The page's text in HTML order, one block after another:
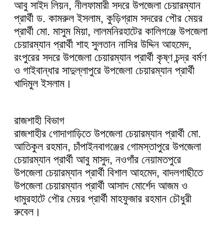
আবু সাইদ লিয়ন, নীলফামারী সদরে উপজেলা চেয়ারম্যান
প্রার্থী ড. কামরুল ইসলাম, কুড়িগ্রাম সদরের পৌর মেয়র
প্রার্থী মো. মাসুম মিয়া, লালমনিরহাটের কালিগঞ্জে উপজেলা
চেয়ারম্যান প্রার্থী শাহ সুলতান নাসির উদ্দিন আহমেদ,
রংপুরের সদরে উপজেলা চেয়ারম্যান প্রার্থী কৃষ্ণ চন্দ্র বর্মণ
ও গাইবান্ধার সাদুল্লাপুরে উপজেলা চেয়ারম্যান প্রার্থী
খাদিমুল ইসলাম।
রাজশাহী বিভাগ
রাজশাহীর গোদাগাড়িতে উপজেলা চেয়ারম্যান প্রার্থী মো.
আতিকুল রহমান, চাঁপাইনবাগঞ্জের গোমস্তাপুরে উপজেলা
চেয়ারম্যান প্রার্থী আবু মাসুদ, নওগাঁর নেয়ামতপুরে
উপজেলা চেয়ারম্যান প্রার্থী বিশাল আহমেদ, বাদলগাছীতে
উপজেলা চেয়ারম্যান প্রার্থী আসাদ মোর্শেদ আজম ও
ধামুরহাটে পৌর মেয়র প্রার্থী মাহফুজার রহমান চৌধুরী
রুবেল।